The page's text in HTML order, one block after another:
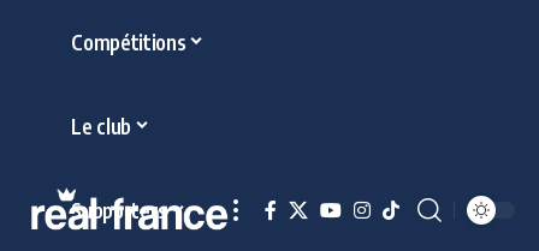
Compétitions
Le club
Supporters